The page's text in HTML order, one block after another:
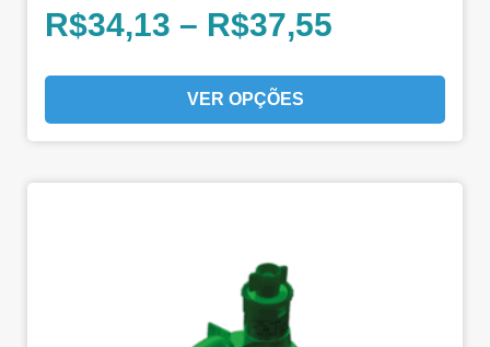
R$34,13 – R$37,55
VER OPÇÕES